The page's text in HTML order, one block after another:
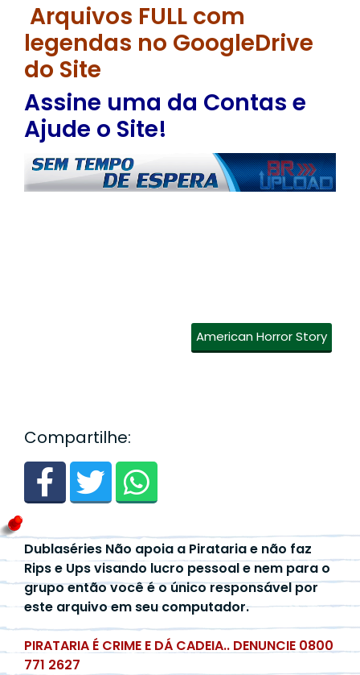
Arquivos FULL com
legendas no GoogleDrive
do Site
Assine uma da Contas e
Ajude o Site!
American Horror Story
Compartilhe:
Dublaséries Não apoia a Pirataria e não faz
Rips e Ups visando lucro pessoal e nem para o
grupo então você é o único responsável por
este arquivo em seu computador.
PIRATARIA É CRIME E DÁ CADEIA.. DENUNCIE 0800
771 2627